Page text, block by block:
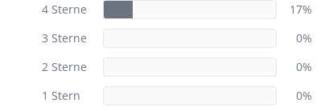
4 Sterne
17%
3 Sterne
0%
2 Sterne
0%
1 Stern
0%